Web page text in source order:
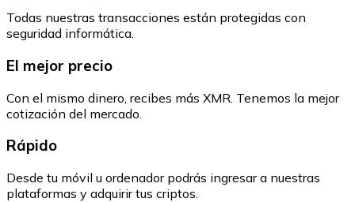
Todas nuestras transacciones están protegidas con
seguridad informática.
El mejor precio
Con el mismo dinero, recibes más XMR. Tenemos la mejor
cotización del mercado.
Rápido
Desde tu móvil u ordenador podrás ingresar a nuestras
plataformas y adquirir tus criptos.